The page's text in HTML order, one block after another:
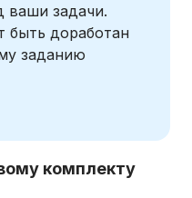
ваши задачи.
быть доработан
заданию
комплекту